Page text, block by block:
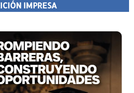
IMPRESA